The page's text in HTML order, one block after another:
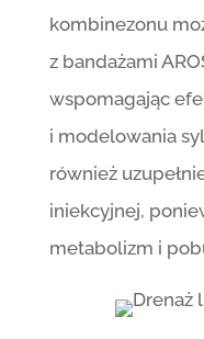
kombinezonu
z bandażami
wspomagając
i modelowania
również
iniekcyjnej,
metabolizm i